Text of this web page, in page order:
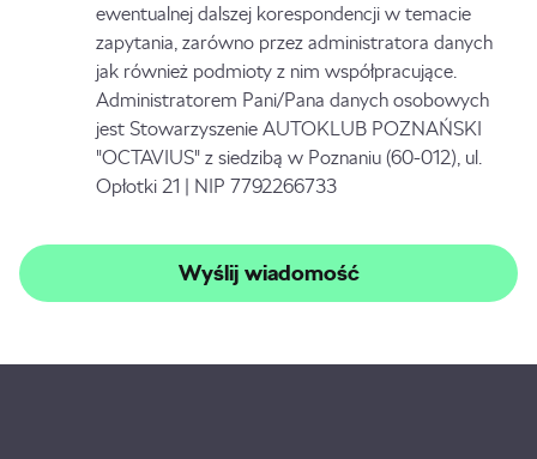
ewentualnej dalszej korespondencji w temacie
zapytania, zarówno przez administratora danych
jak również podmioty z nim współpracujące.
Administratorem Pani/Pana danych osobowych
jest Stowarzyszenie AUTOKLUB POZNAŃSKI
"OCTAVIUS" z siedzibą w Poznaniu (60-012), ul.
Opłotki 21 | NIP 7792266733